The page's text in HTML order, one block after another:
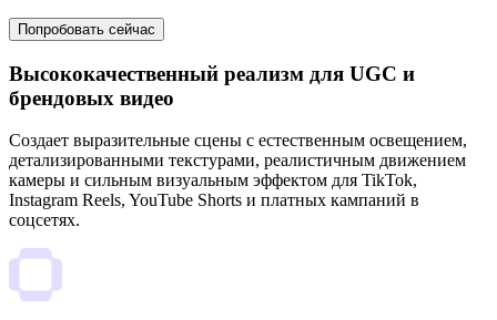
Попробовать сейчас
Высококачественный реализм для UGC и
брендовых видео
Создает выразительные сцены с естественным освещением,
детализированными текстурами, реалистичным движением
камеры и сильным визуальным эффектом для TikTok,
Instagram Reels, YouTube Shorts и платных кампаний в
соцсетях.